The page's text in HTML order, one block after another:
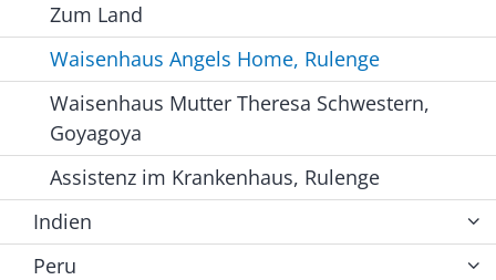
Zum Land
Waisenhaus Angels Home, Rulenge
Waisenhaus Mutter Theresa Schwestern,
Goyagoya
Assistenz im Krankenhaus, Rulenge
Indien
Peru